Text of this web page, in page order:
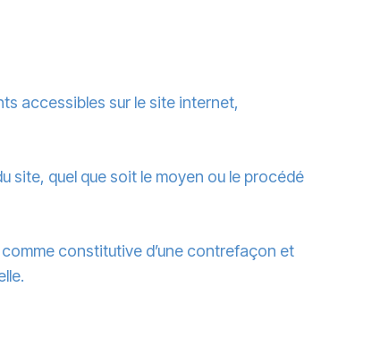
accessibles sur le site internet,
quel que soit le moyen ou le procédé
constitutive d’une contrefaçon et